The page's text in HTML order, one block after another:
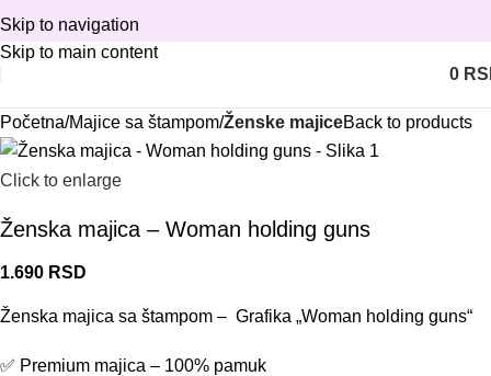
Skip to navigation
Skip to main content
0
Početna Majice sa štampom Ženske majiceBack to products
Click to enlarge
Ženska majica – Woman holding guns
1.690 RSD
Ženska majica sa štampom – Grafika „Woman holding guns“
✅ Premium majica – 100% pamuk